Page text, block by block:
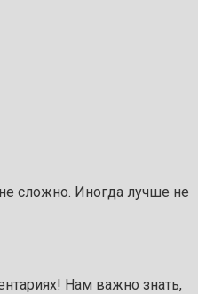
сложно. Иногда лучше не
Нам важно знать,